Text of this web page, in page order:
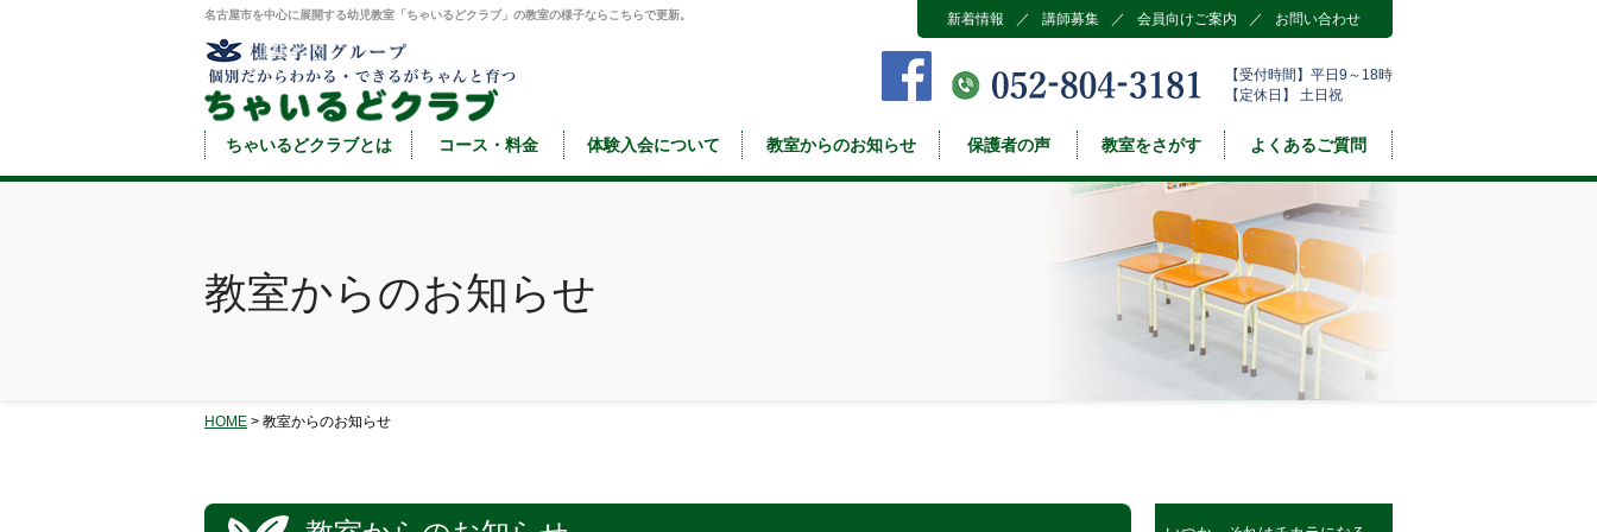
名古屋市を中心に展開する幼児教室「ちゃいるどクラブ」の教室の様子ならこちらで更新。
【受付時間】平日9～18時
【定休日】 土日祝
新着情報 ／ 講師募集 ／ 会員向けご案内 ／ お問い合わせ
ちゃいるどクラブとは コース・料金 体験入会について 教室からのお知らせ 保護者の声 教室をさがす よくあるご質問
教室からのお知らせ
HOME > 教室からのお知らせ